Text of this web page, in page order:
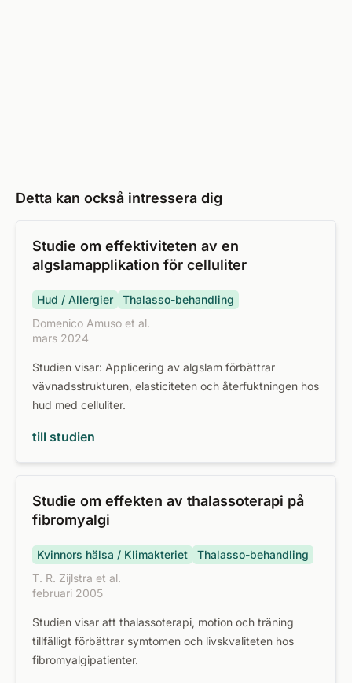
Detta kan också intressera dig
Studie om effektiviteten av en
algslamapplikation för celluliter
Hud / Allergier
Thalasso-behandling
Domenico Amuso et al.
mars 2024
Studien visar: Applicering av algslam förbättrar
vävnadsstrukturen, elasticiteten och återfuktningen hos
hud med celluliter.
till studien
Studie om effekten av thalassoterapi på
fibromyalgi
Kvinnors hälsa / Klimakteriet
Thalasso-behandling
T. R. Zijlstra et al.
februari 2005
Studien visar att thalassoterapi, motion och träning
tillfälligt förbättrar symtomen och livskvaliteten hos
fibromyalgipatienter.